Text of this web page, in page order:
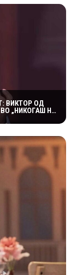
ВИКТОР ОД
„НИКОГАШ НЕ